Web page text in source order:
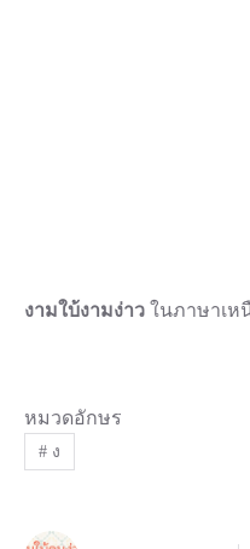
งามใบ้งามง่าว ในภาษาเห
หมวดอักษร
#ง